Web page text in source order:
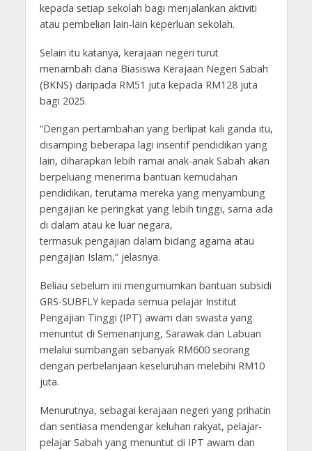
kepada setiap sekolah bagi menjalankan aktiviti
atau pembelian lain-lain keperluan sekolah.
Selain itu katanya, kerajaan negeri turut
menambah dana Biasiswa Kerajaan Negeri Sabah
(BKNS) daripada RM51 juta kepada RM128 juta
bagi 2025.
“Dengan pertambahan yang berlipat kali ganda itu,
disamping beberapa lagi insentif pendidikan yang
lain, diharapkan lebih ramai anak-anak Sabah akan
berpeluang menerima bantuan kemudahan
pendidikan, terutama mereka yang menyambung
pengajian ke peringkat yang lebih tinggi, sama ada
di dalam atau ke luar negara,
termasuk pengajian dalam bidang agama atau
pengajian Islam,” jelasnya.
Beliau sebelum ini mengumumkan bantuan subsidi
GRS-SUBFLY kepada semua pelajar Institut
Pengajian Tinggi (IPT) awam dan swasta yang
menuntut di Semenanjung, Sarawak dan Labuan
melalui sumbangan sebanyak RM600 seorang
dengan perbelanjaan keseluruhan melebihi RM10
juta.
Menurutnya, sebagai kerajaan negeri yang prihatin
dan sentiasa mendengar keluhan rakyat, pelajar-
pelajar Sabah yang menuntut di IPT awam dan